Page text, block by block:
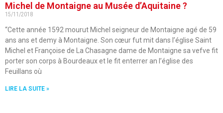
Michel de Montaigne au Musée d’Aquitaine ?
15/11/2018
“Cette année 1592 mourut Michel seigneur de Montaigne agé de 59
ans ans et demy à Montaigne. Son cœur fut mit dans l’église Saint
Michel et Françoise de La Chasagne dame de Montaigne sa vefve fit
porter son corps à Bourdeaux et le fit enterrer an l’église des
Feuillans où
LIRE LA SUITE »